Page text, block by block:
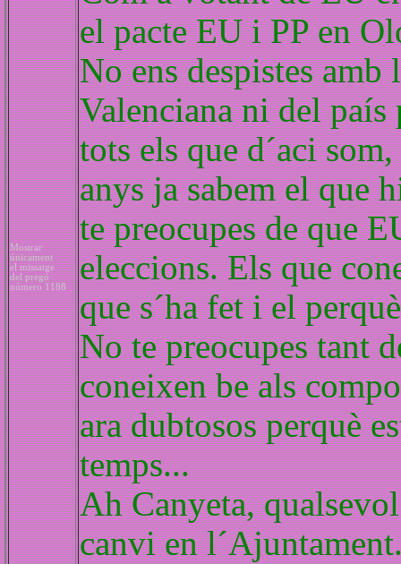
Mostrar
únicament
el missatge
del pregó
número 1188
el pacte EU i PP en
No ens despistes
Valenciana ni del país
tots els que d´aci
anys ja sabem el que
te preocupes de que
eleccions. Els que
que s´ha fet i el
No te preocupes tant
coneixen be als
ara dubtosos perquè
temps...
Ah Canyeta,
canvi en